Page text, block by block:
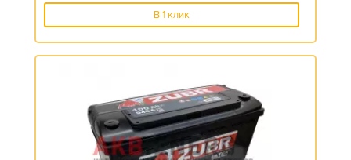
В 1 клик